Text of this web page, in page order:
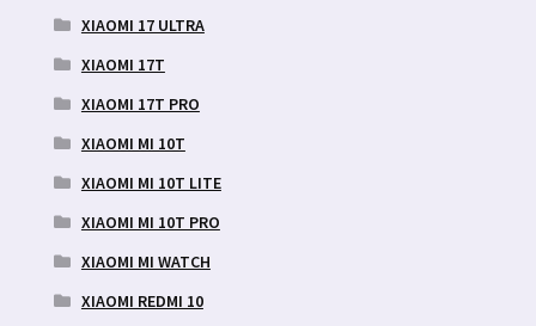
XIAOMI 17 ULTRA
XIAOMI 17T
XIAOMI 17T PRO
XIAOMI MI 10T
XIAOMI MI 10T LITE
XIAOMI MI 10T PRO
XIAOMI MI WATCH
XIAOMI REDMI 10